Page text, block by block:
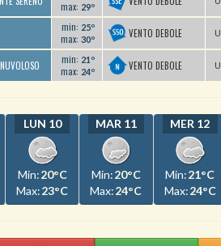
max: 29º
min: 25º
max: 30º VENTO DEBOLE U
min: 21º
max: 24º VENTO DEBOLE U
LUN 10
Min:20°C
Max:23°C
MAR 11
Min:20°C
Max:24°C
MER 12
Min:21°C
Max:24°C